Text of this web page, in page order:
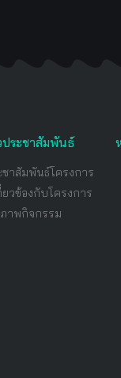
ประชาสัมพันธ์
าสัมพันธ์โครงการ
วข้องกับโครงการ
ภาพกิจกรรม